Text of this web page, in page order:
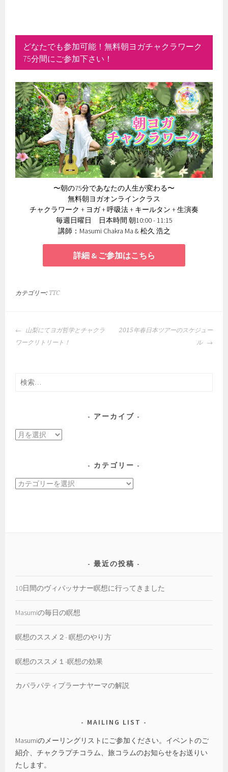
どなたでも参加可能！無料朝ヨガチャクラワーク
75分間にご参加下さい！
〜朝の75分であなたの人生が変わる〜
無料朝ヨガオンラインクラス
チャクラワーク + ヨガ + 呼吸法 + キールタン + 生演奏
毎週日曜日 日本時間 朝10:00 - 11:15
講師：Masumi Chakra Ma & 松久 浩之
詳細 & ご参加はこちら
カテゴリー: TTC
投
稿
ゲ
ー
ン
山梨にてヨガ哲学とチャクラ
ワークリトリート！
2015年春日本ツアーのスケジュー
ル
検
アーカイブ
ア
ブ
カテゴリー
カ
最近の投稿
10日間のヴィパッサナー瞑想に行ってきました
Masumiの毎日の瞑想
瞑想のススメ２- 瞑想のやり方
瞑想のススメ１-瞑想の効果
カパラパティプラーナヤーマの解説
MAILING LIST
Masumiのメーリングリストにご参加ください。イベントのご
紹介、チャクラプチコラム、旅コラムのお知らせをお送りい
たします。